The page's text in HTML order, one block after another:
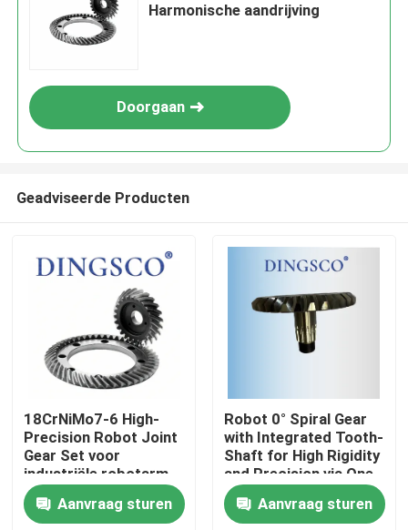
Thuis
Producten
Harmonische aandrijving
Doorgaan
Geadviseerde Producten
18CrNiMo7-6 High-
Precision Robot Joint
Gear Set voor
industriële robotarm
aandrijvingen
Aanvraag sturen
Robot 0° Spiral Gear
with Integrated Tooth-
Shaft for High Rigidity
and Precision via One-
Piece Machining
Aanvraag sturen